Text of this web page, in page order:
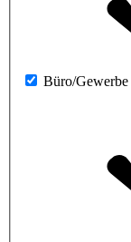
Büro/Gewerbe